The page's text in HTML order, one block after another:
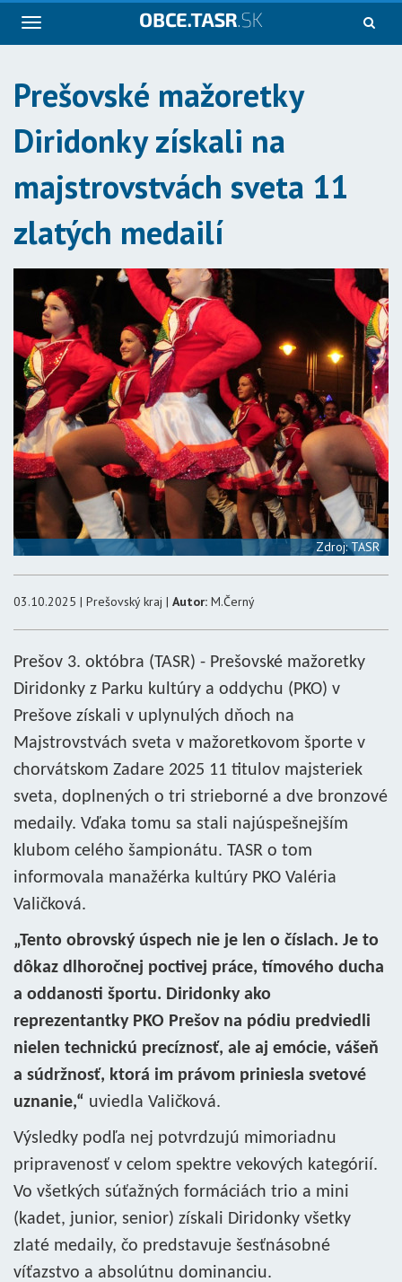
Navigácia
Prešovské mažoretky
Diridonky získali na
majstrovstvách sveta 11
zlatých medailí
Zdroj: TASR
03.10.2025 | Prešovský kraj | Autor: M.Černý
Prešov 3. októbra (TASR) - Prešovské mažoretky
Diridonky z Parku kultúry a oddychu (PKO) v
Prešove získali v uplynulých dňoch na
Majstrovstvách sveta v mažoretkovom športe v
chorvátskom Zadare 2025 11 titulov majsteriek
sveta, doplnených o tri strieborné a dve bronzové
medaily. Vďaka tomu sa stali najúspešnejším
klubom celého šampionátu. TASR o tom
informovala manažérka kultúry PKO Valéria
Valičková.
„Tento obrovský úspech nie je len o číslach. Je to
dôkaz dlhoročnej poctivej práce, tímového ducha
a oddanosti športu. Diridonky ako
reprezentantky PKO Prešov na pódiu predviedli
nielen technickú precíznosť, ale aj emócie, vášeň
a súdržnosť, ktorá im právom priniesla svetové
uznanie,“ uviedla Valičková.
Výsledky podľa nej potvrdzujú mimoriadnu
pripravenosť v celom spektre vekových kategórií.
Vo všetkých súťažných formáciách trio a mini
(kadet, junior, senior) získali Diridonky všetky
zlaté medaily, čo predstavuje šesťnásobné
víťazstvo a absolútnu dominanciu.